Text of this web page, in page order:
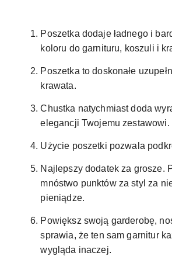
Poszetka dodaje ładnego i
koloru do garnituru, koszuli i
Poszetka to doskonałe
krawata.
Chustka natychmiast doda
elegancji Twojemu zestawowi.
Użycie poszetki pozwala
Najlepszy dodatek za grosze.
mnóstwo punktów za styl za
pieniądze.
Powiększ swoją garderobę,
sprawia, że ​​ten sam garnitur
wygląda inaczej.